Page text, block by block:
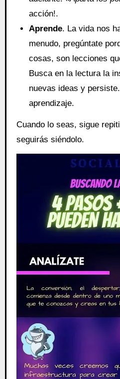
acción!.
Aprende. La vida nos
menudo, pregúntate
cosas, son lecciones
Busca en la lectura la
nuevas ideas y
aprendizaje.
Cuando lo seas, sigue
seguirás siéndolo.